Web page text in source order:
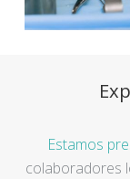
Estamos
colaboradores